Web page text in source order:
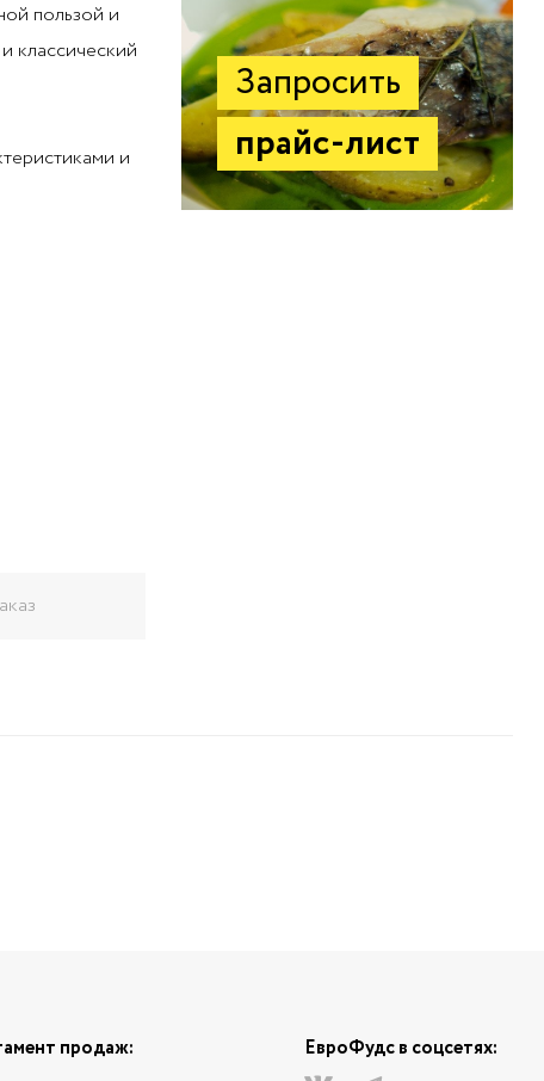
пользой и
классический
и
Запросить
прайс-лист
продаж:
ЕвроФудс в соцсетях: